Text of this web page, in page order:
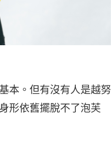
本。但有沒有人是越努
形依舊擺脫不了泡芙